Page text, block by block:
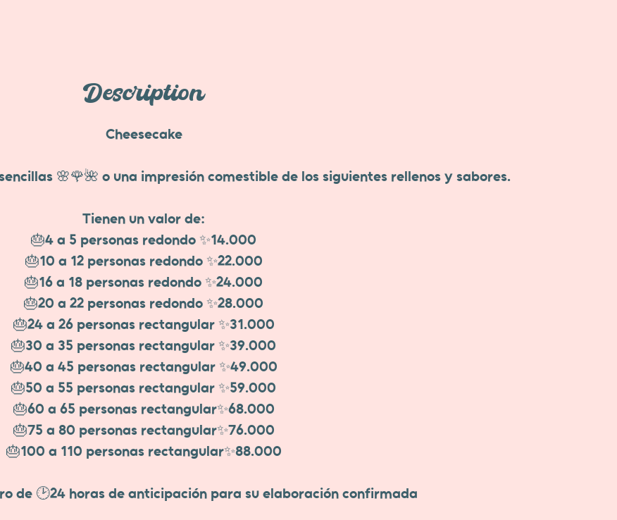
Description
Cheesecake
🌸🌹🌺 o una impresión comestible de los siguientes rellenos y sabores.
Tienen un valor de:
🎂4 a 5 personas redondo ✨14.000
🎂10 a 12 personas redondo ✨22.000
🎂16 a 18 personas redondo ✨24.000
🎂20 a 22 personas redondo ✨28.000
🎂24 a 26 personas rectangular ✨31.000
🎂30 a 35 personas rectangular ✨39.000
🎂40 a 45 personas rectangular ✨49.000
🎂50 a 55 personas rectangular ✨59.000
🎂60 a 65 personas rectangular✨68.000
🎂75 a 80 personas rectangular✨76.000
🎂100 a 110 personas rectangular✨88.000
de 🕑24 horas de anticipación para su elaboración confirmada